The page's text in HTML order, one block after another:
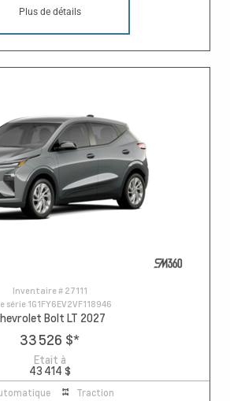
Plus de détails
Inventaire # 27111
série 1G1FY6EV2VF118946
Bolt LT 2027
33 526 $*
Etait à
43 414 $
Traction